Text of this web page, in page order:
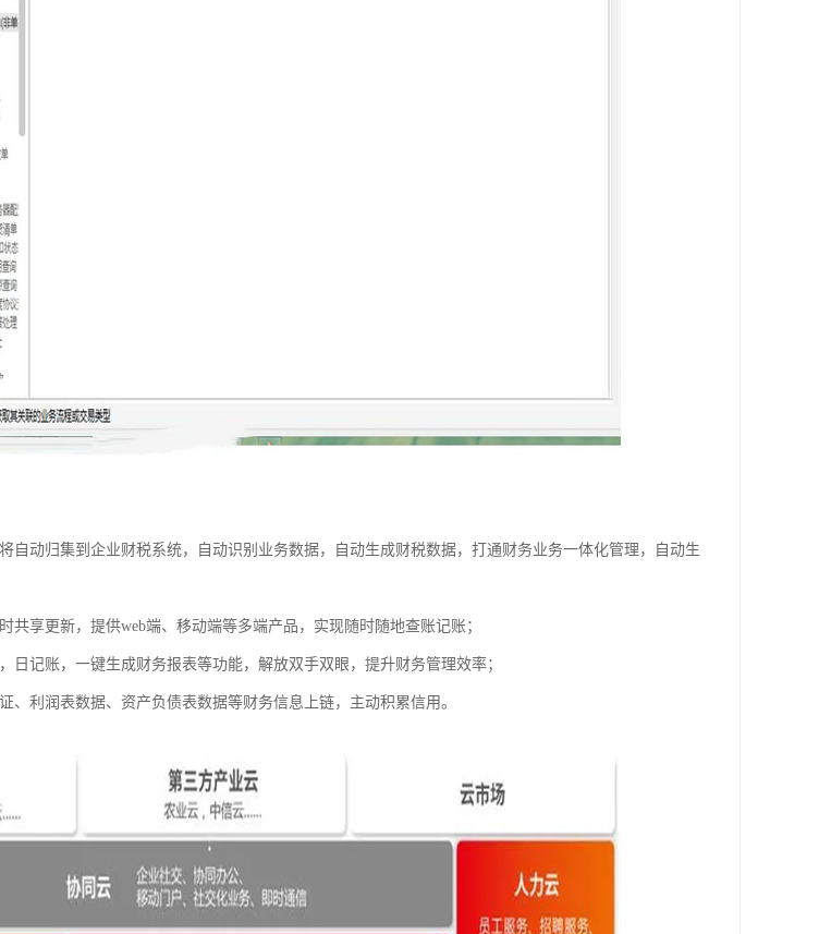
自动归集到企业财税系统，自动识别业务数据，自动生成财税数据，打通财务业务一体化管理，自动生
共享更新，提供web端、移动端等多端产品，实现随时随地查账记账；
日记账，一键生成财务报表等功能，解放双手双眼，提升财务管理效率；
、利润表数据、资产负债表数据等财务信息上链，主动积累信用。